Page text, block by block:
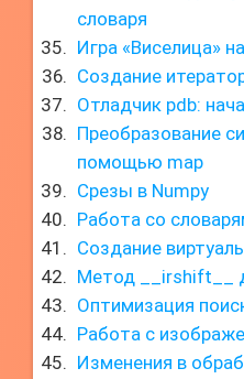
словаря
Игра «Виселица»
Создание
Отладчик pdb:
Преобразование
помощью map
Срезы в Numpy
Работа со
Создание
Метод __irshift__
Оптимизация
Работа с
Изменения в